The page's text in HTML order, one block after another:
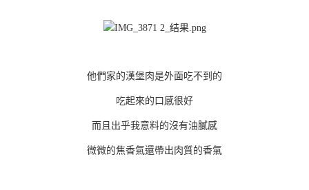
他們家的漢堡肉是外面吃不到的
吃起來的口感很好
而且出乎我意料的沒有油膩感
微微的焦香氣還帶出肉質的香氣